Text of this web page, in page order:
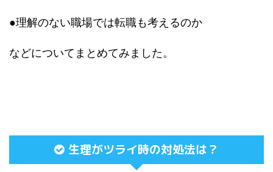
●理解のない職場では転職も考えるのか
などについてまとめてみました。
生理がツライ時の対処法は？